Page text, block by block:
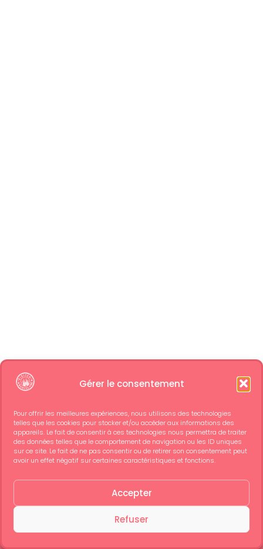
Gérer le consentement
Pour offrir les meilleures expériences, nous utilisons des technologies
telles que les cookies pour stocker et/ou accéder aux informations des
appareils. Le fait de consentir à ces technologies nous permettra de traiter
des données telles que le comportement de navigation ou les ID uniques
sur ce site. Le fait de ne pas consentir ou de retirer son consentement peut
avoir un effet négatif sur certaines caractéristiques et fonctions.
Accepter
Refuser
Voir Ticket
Zone decommentaires
Vous avez une question ?
Posez une question